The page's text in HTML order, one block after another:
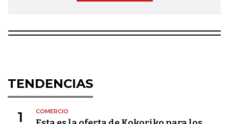
TENDENCIAS
1 COMERCIO